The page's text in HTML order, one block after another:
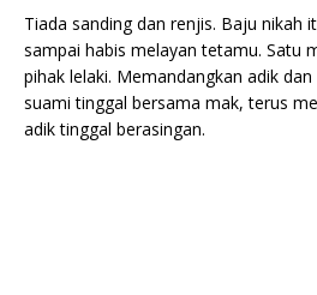
Tiada sanding dan renjis. Baju nikah
sampai habis melayan tetamu. Satu
pihak lelaki. Memandangkan adik
suami tinggal bersama mak, terus
adik tinggal berasingan.